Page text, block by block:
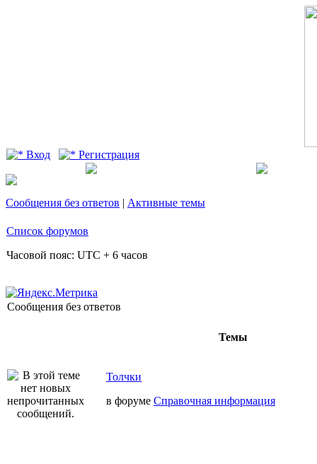
Вход Регистрация
Сообщения без ответов | Активные темы
Список форумов
Часовой пояс: UTC + 6 часов
Сообщения без ответов
Темы
Толчки
в форуме Справочная информация